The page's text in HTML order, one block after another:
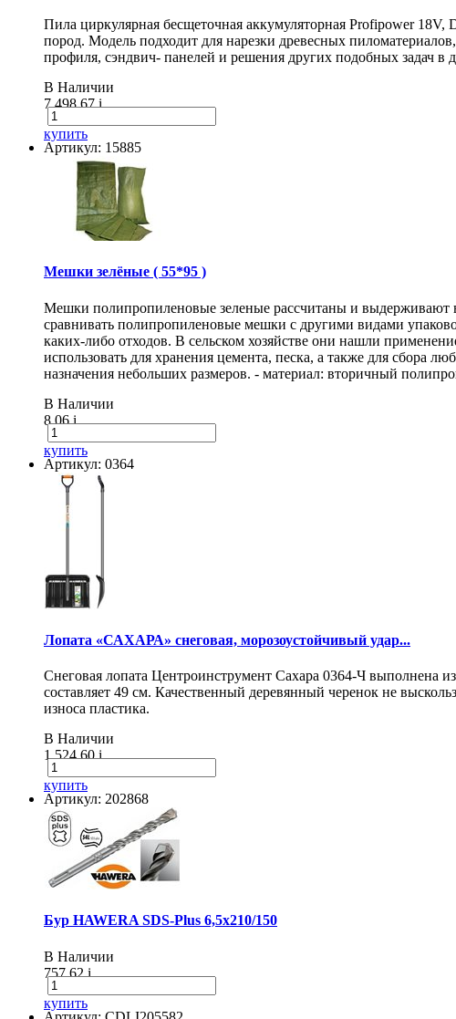
Пила циркулярная бесщеточная аккумуляторная Profipower
пород. Модель подходит для нарезки древесных
профиля, сэндвич- панелей и решения других подобных задач в
В Наличии
7 498.67i
купить
Артикул: 15885
Мешки зелёные ( 55*95 )
Мешки полипропиленовые зеленые рассчитаны и выдерживают
сравнивать полипропиленовые мешки с другими видами
каких-либо отходов. В сельском хозяйстве они нашли
использовать для хранения цемента, песка, а также для сбора
назначения небольших размеров. - материал: вторичный
В Наличии
8.06i
купить
Артикул: 0364
Лопата «САХАРА» снеговая, морозоустойчивый удар...
Снеговая лопата Центроинструмент Сахара 0364-Ч выполнена
составляет 49 см. Качественный деревянный черенок не
износа пластика.
В Наличии
1 524.60i
купить
Артикул: 202868
Бур HAWERA SDS-Plus 6,5х210/150
В Наличии
757.62i
купить